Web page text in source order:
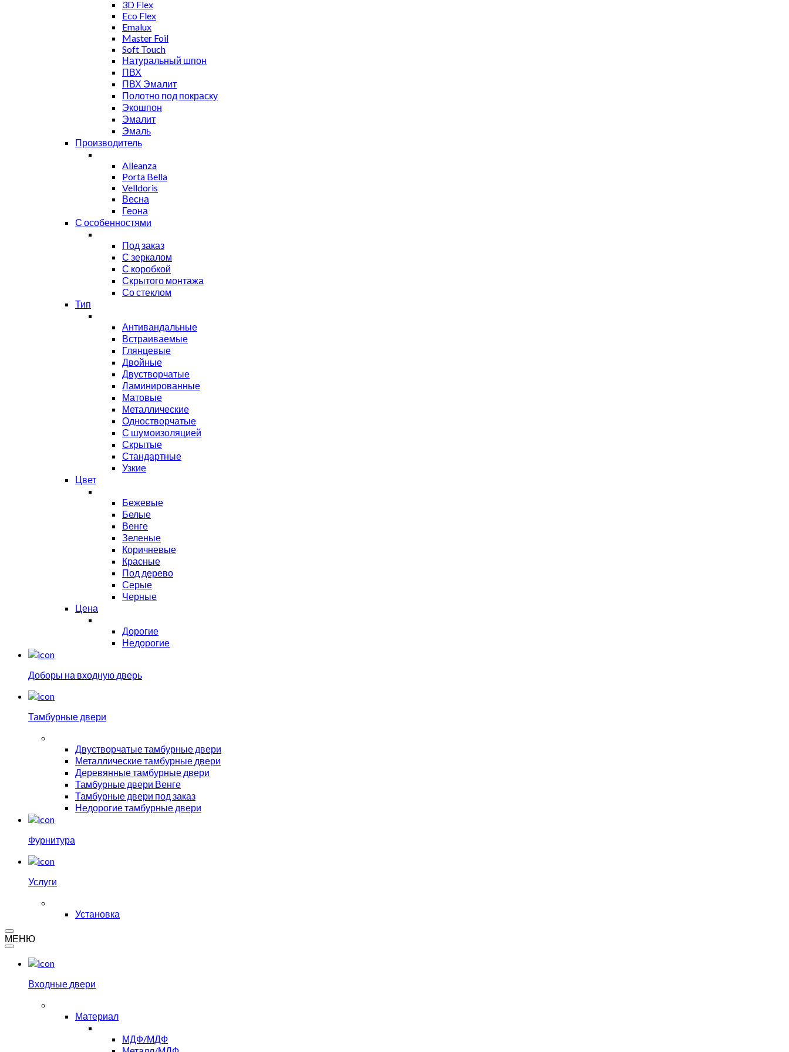
3D Flex
Eco Flex
Emalux
Master Foil
Soft Touch
Натуральный шпон
ПВХ
ПВХ Эмалит
Полотно под покраску
Экошпон
Эмалит
Эмаль
Производитель
Alleanza
Porta Bella
Velldoris
Весна
Геона
С особенностями
Под заказ
С зеркалом
С коробкой
Скрытого монтажа
Со стеклом
Тип
Антивандальные
Встраиваемые
Глянцевые
Двойные
Двустворчатые
Ламинированные
Матовые
Металлические
Одностворчатые
С шумоизоляцией
Скрытые
Стандартные
Узкие
Цвет
Бежевые
Белые
Венге
Зеленые
Коричневые
Красные
Под дерево
Серые
Черные
Цена
Дорогие
Недорогие
Доборы на входную дверь
Тамбурные двери
Двустворчатые тамбурные двери
Металлические тамбурные двери
Деревянные тамбурные двери
Тамбурные двери Венге
Тамбурные двери под заказ
Недорогие тамбурные двери
Фурнитура
Услуги
Установка
МЕНЮ
Входные двери
Материал
МДФ/МДФ